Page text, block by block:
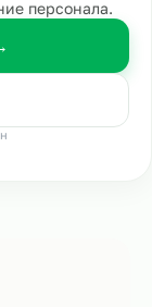
персонала.